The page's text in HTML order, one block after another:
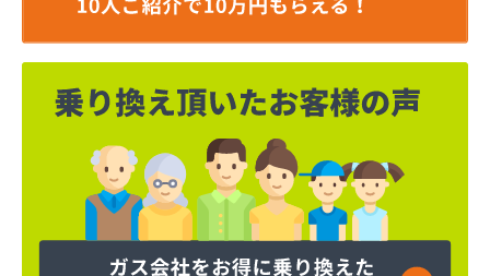
羽成商店
羽生商店
羽鳥商店
奥野谷浜産業(株)
横田商事(株)
岡田屋商店
岡野商店
下生燃料店
加藤石油(有)